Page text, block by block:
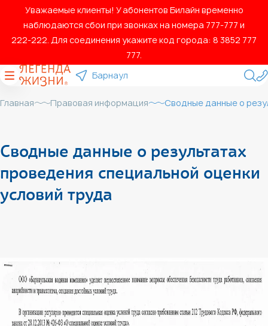
Уважаемые клиенты! У абонентов Билайн временно
наблюдаются сбои при звонках на номера 777‑777 и
222‑222. Для соединения укажите код города: 8 3852 777
777.
Барнаул
Главная Правовая информация Сводные данные о
Сводные данные о результатах
проведения специальной оценки
условий труда